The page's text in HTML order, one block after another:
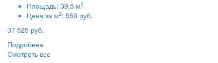
Площадь: 39,5 м2
Цена за м2: 950 руб.
37 525 руб.
Подробнее
Смотреть все